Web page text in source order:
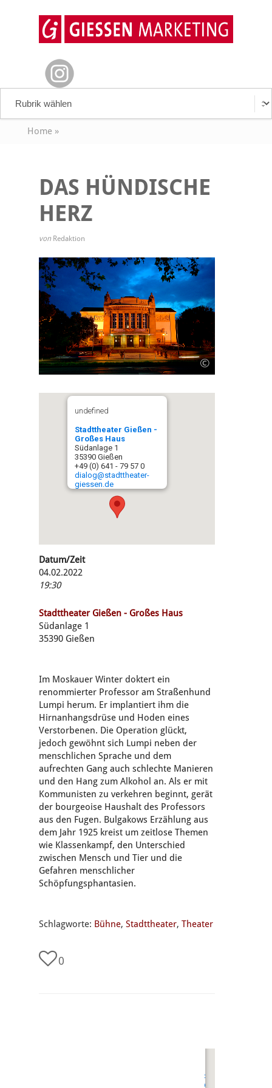
Home»
DAS HÜNDISCHE
HERZ
von Redaktion
©
undefined
Stadttheater Gießen -
Großes Haus
Südanlage 1
35390 Gießen
+49 (0) 641 - 79 57 0
dialog@stadttheater-
giessen.de
Datum/Zeit
04.02.2022
19:30
Stadttheater Gießen - Großes Haus
Südanlage 1
35390 Gießen
Im Moskauer Winter doktert ein
renommierter Professor am Straßenhund
Lumpi herum. Er implantiert ihm die
Hirnanhangsdrüse und Hoden eines
Verstorbenen. Die Operation glückt,
jedoch gewöhnt sich Lumpi neben der
menschlichen Sprache und dem
aufrechten Gang auch schlechte Manieren
und den Hang zum Alkohol an. Als er mit
Kommunisten zu verkehren beginnt, gerät
der bourgeoise Haushalt des Professors
aus den Fugen. Bulgakows Erzählung aus
dem Jahr 1925 kreist um zeitlose Themen
wie Klassenkampf, den Unterschied
zwischen Mensch und Tier und die
Gefahren menschlicher
Schöpfungsphantasien.
Schlagworte: Bühne, Stadttheater, Theater
0
Stadttheater
Gießen